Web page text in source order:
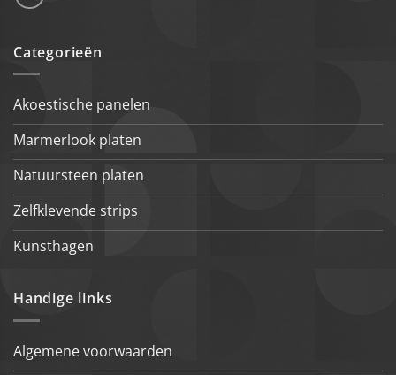
Categorieën
Akoestische panelen
Marmerlook platen
Natuursteen platen
Zelfklevende strips
Kunsthagen
Handige links
Algemene voorwaarden